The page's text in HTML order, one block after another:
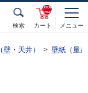
検索 カート
unde
fined
メニュー
・天井） 壁紙（量